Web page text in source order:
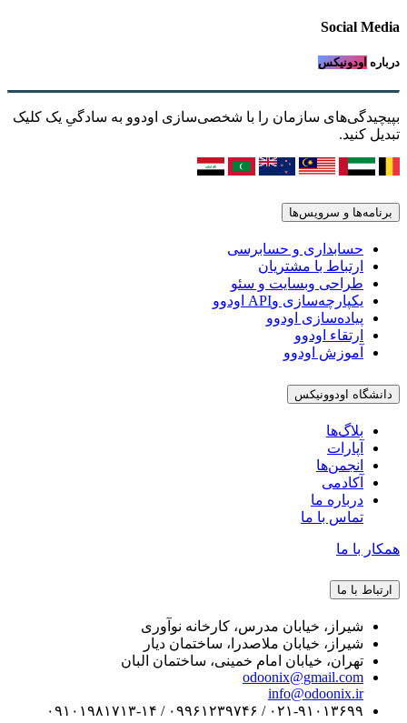
Social Media
درباره اودونیکس
بپیچیدگی‌های سازمان را با شخصی‌سازی اودوو به سادگیِ یک کلیک
تبدیل کنید.
برنامه‌ها و سرویس‌ها
حسابداری و حسابرسی
ارتباط با مشتریان
طراحی وبسایت و سئو
یکپارچه‌سازی وAPI اودوو
پیاده‌سازی اودوو
ارتقاء اودوو
آموزش اودوو
دانشگاه اودوونیکس
بلاگ‌ها
آپارات
انجمن‌ها
آکادمی
درباره ما
تماس با ما
همکار با ما
ارتباط با ما
شیراز، خیابان مدرس، کارخانه نوآوری
شیراز، خیابان ملاصدرا، ساختمان دیار
تهران، خیابان امام خمینی، ساختمان البان
odoonix@gmail.com
info@odoonix.ir
۰۲۱-۹۱۰۱۳۶۹۹ / ۰۹۹۶۱۲۳۹۷۴۶ / ۰۹۱۰۱۹۸۱۷۱۳-۱۴